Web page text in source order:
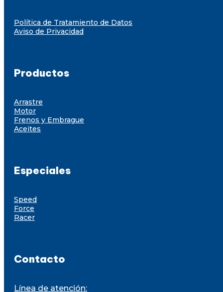
Política de Tratamiento de Datos
Aviso de Privacidad
Productos
Arrastre
Motor
Frenos y Embrague
Aceites
Especiales
Speed
Force
Racer
Contacto
Línea de atención: